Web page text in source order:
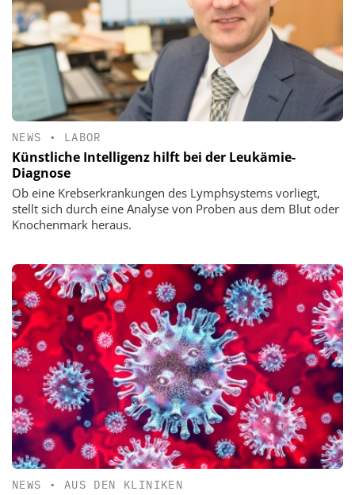
NEWS • LABOR
Künstliche Intelligenz hilft bei der Leukämie-
Diagnose
Ob eine Krebserkrankungen des Lymphsystems vorliegt,
stellt sich durch eine Analyse von Proben aus dem Blut oder
Knochenmark heraus.
NEWS • AUS DEN KLINIKEN